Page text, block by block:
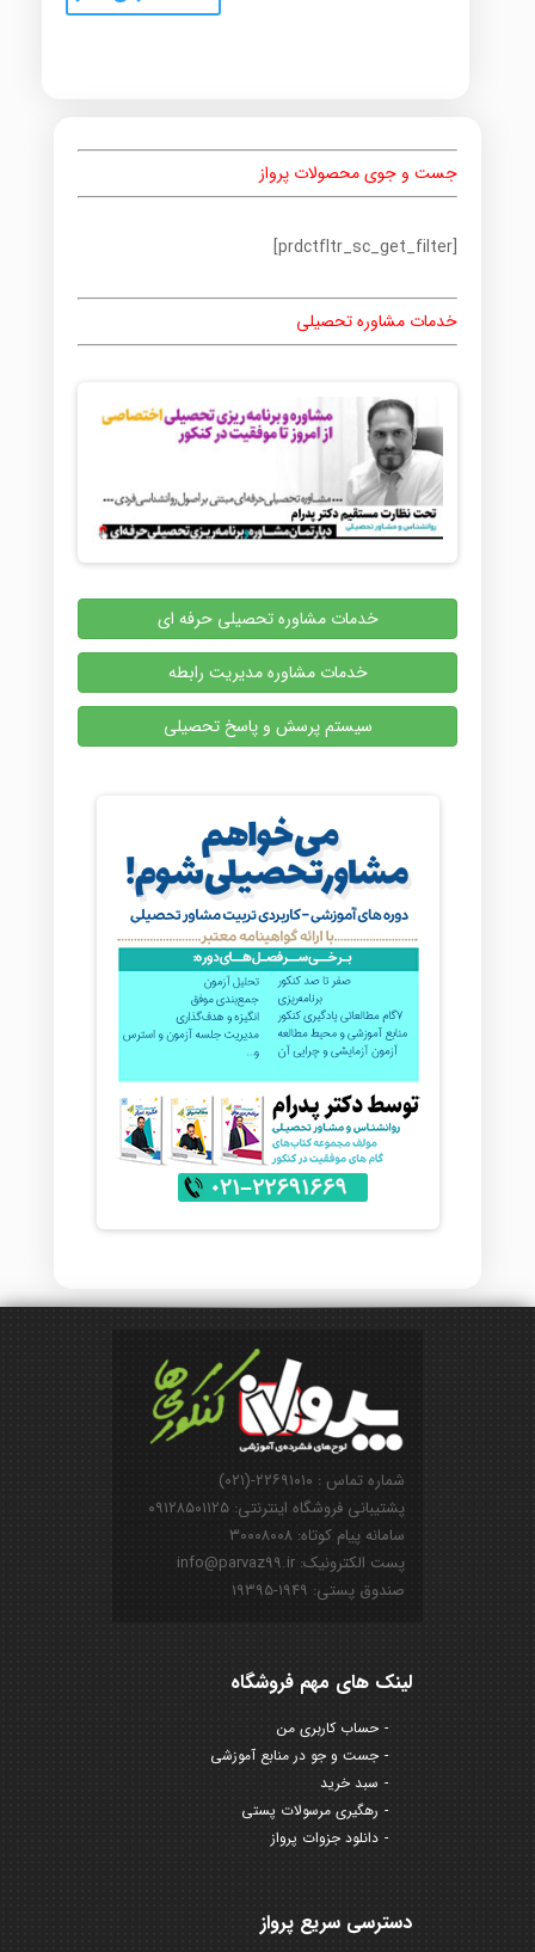
جست و جوی محصولات پرواز
[prdctfltr_sc_get_filter]
خدمات مشاوره تحصیلی
خدمات مشاوره تحصیلی حرفه ای
خدمات مشاوره مدیریت رابطه
سیستم پرسش و پاسخ تحصیلی
شماره تماس : ۲۲۶۹۱۰۱۰-(۰۲۱)
پشتیبانی فروشگاه اینترنتی: ۰۹۱۲۸۵۰۱۱۲۵
سامانه پیام کوتاه: ۳۰۰۰۸۰۰۸
پست الکترونیک: info@parvaz99.ir
صندوق پستی: ۱۹۴۹-۱۹۳۹۵
لینک های مهم فروشگاه
حساب کاربری من
جست و جو در منابع آموزشی
سبد خرید
رهگیری مرسولات پستی
دانلود جزوات پرواز
دسترسی سریع پرواز